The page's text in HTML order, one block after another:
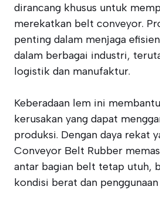
dirancang khusus untuk
merekatkan belt conveyor.
penting dalam menjaga
dalam berbagai industri,
logistik dan manufaktur.
Keberadaan lem ini
kerusakan yang dapat
produksi. Dengan daya rekat
Conveyor Belt Rubber
antar bagian belt tetap utuh,
kondisi berat dan